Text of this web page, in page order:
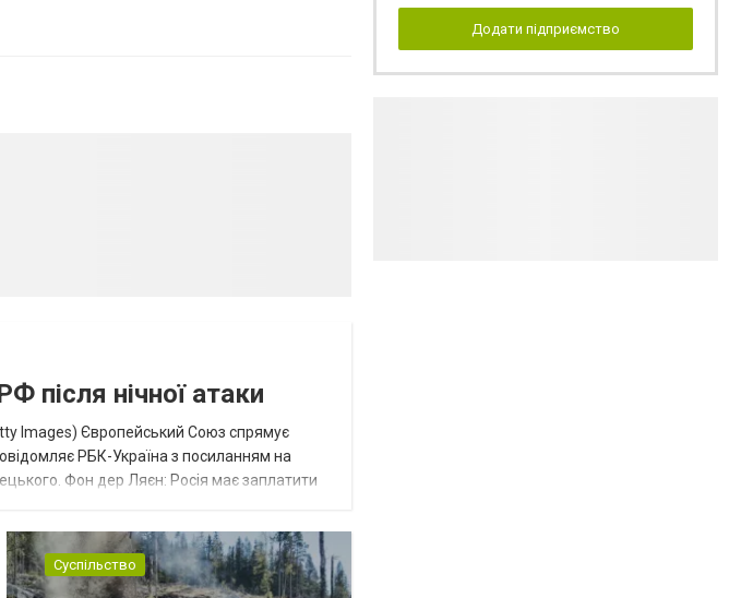
після нічної атаки
Images) Європейський Союз спрямує
РБК-Україна з посиланням на
Фон дер Ляєн: Росія має заплатити
Суспільство
Додати підприємство